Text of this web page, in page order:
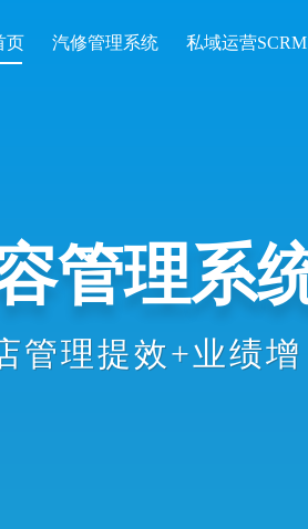
页 汽修管理系统 私域运营SCRM
开单收银、会
统计等数智化
理效率